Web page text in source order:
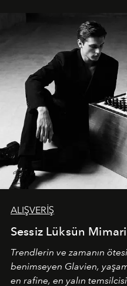
ALIŞVERİŞ
Sessiz Lüksün Mimari
Trendlerin ve zamanın
benimseyen Glavien,
en rafine, en yalın